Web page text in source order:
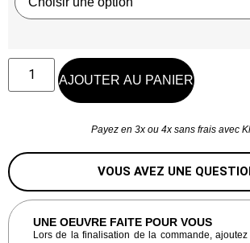
AJOUTER AU PANIER
Payez en 3x ou 4x sans frais avec
VOUS AVEZ UNE
UNE OEUVRE FAITE POUR VOUS
Lors de la finalisation de la commande,